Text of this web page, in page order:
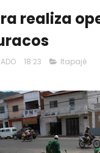
realiza
18:23 Itapajé